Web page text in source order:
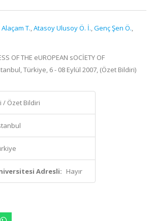
Alaçam T.,Atasoy Ulusoy Ö. İ.,Genç Şen Ö.,
OF THE eUROPEAN sOCİETY OF
Türkiye, 6 - 08 Eylül 2007, (Özet Bildiri)
/ Özet Bildiri
Adresli: Hayır